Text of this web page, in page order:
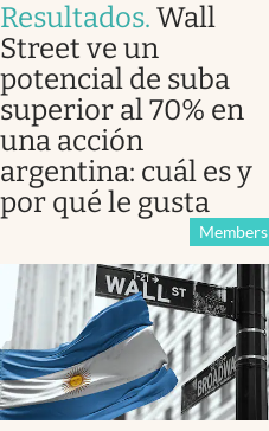
Resultados. Wall
Street ve un
potencial de suba
superior al 70% en
una acción
argentina: cuál es y
por qué le gusta
Members